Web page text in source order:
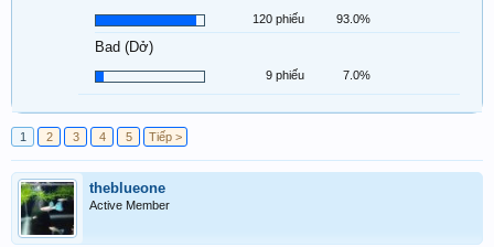
120 phiếu 93.0%
Bad (Dở)
9 phiếu 7.0%
1 2 3 4 5 Tiếp >
theblueone
Active Member